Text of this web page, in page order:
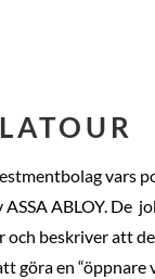
LATOUR
vars
ABLOY. De
och beskriver att
göra en “öppnare